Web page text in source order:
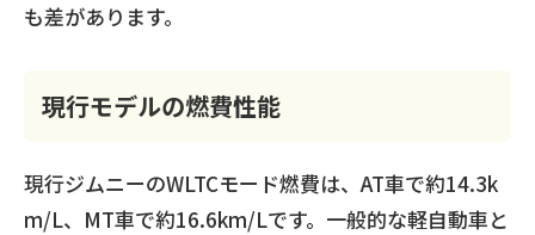
も差があります。
現行モデルの燃費性能
現行ジムニーのWLTCモード燃費は、AT車で約14.3k
m/L、MT車で約16.6km/Lです。一般的な軽自動車と